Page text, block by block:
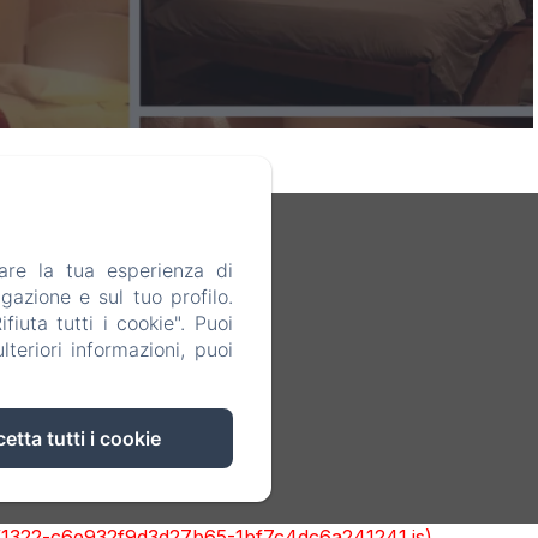
la tua esperienza di
e sul tuo profilo.
tutti i cookie". Puoi
informazioni, puoi
tutti i cookie